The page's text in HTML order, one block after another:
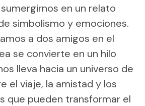
en un relato
simbolismo y emociones.
a dos amigos en el
se convierte en un hilo
lleva hacia un universo de
el viaje, la amistad y los
que pueden transformar el